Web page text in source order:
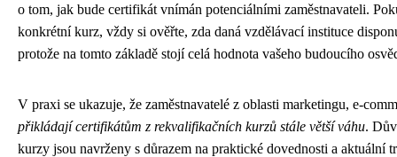
o tom, jak bude certifikát vnímán potenciálními zaměstnavateli.
konkrétní kurz, vždy si ověřte, zda daná vzdělávací instituce
protože na tomto základě stojí celá hodnota vašeho budoucího
V praxi se ukazuje, že zaměstnavatelé z oblasti marketingu, e-
přikládají certifikátům z rekvalifikačních kurzů stále větší váhu.
kurzy jsou navrženy s důrazem na praktické dovednosti a aktuální